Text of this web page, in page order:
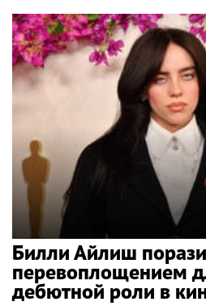
Билли Айлиш
перевоплощением
дебютной роли в